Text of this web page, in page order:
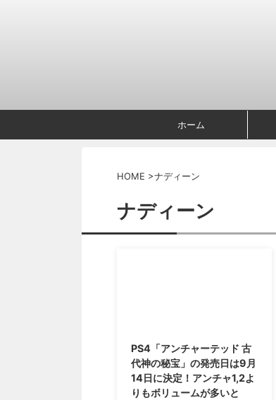
ホーム
HOME >ナディーン
ナディーン
PS4「アンチャーテッド 古
代神の秘宝」の発売日は9月
14日に決定！アンチャ1,2よ
りもボリュームが多いと